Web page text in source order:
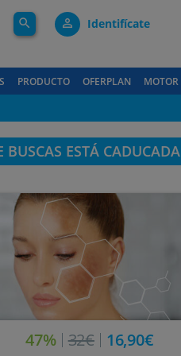
search person_outline Identifícate
PRODUCTO OFERPLAN MOTOR
ESTÁ CADUCADA
47% 32€ 16,90€